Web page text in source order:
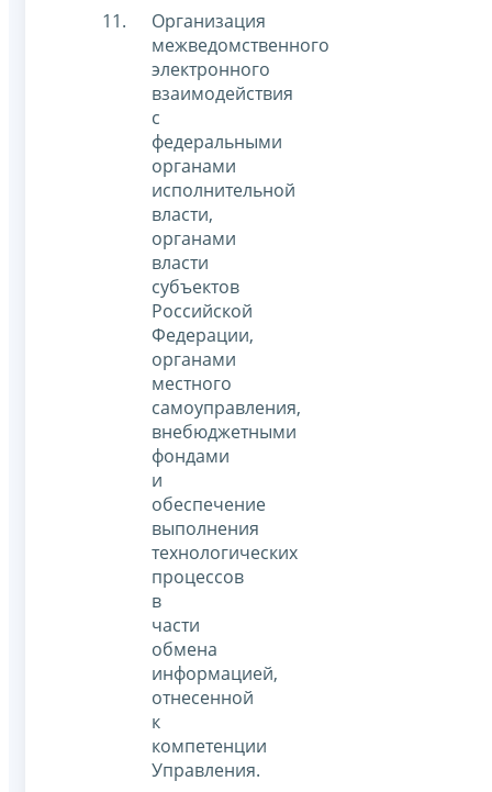
Организация
межведомственного
электронного
взаимодействия
с
федеральными
органами
исполнительной
власти,
органами
власти
субъектов
Российской
Федерации,
органами
местного
самоуправления,
внебюджетными
фондами
и
обеспечение
выполнения
технологических
процессов
в
части
обмена
информацией,
отнесенной
к
компетенции
Управления.